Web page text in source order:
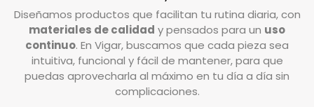
rendimiento superior.
Se puede lavar en la lavadora, asegurando un
mantenimiento sencillo y cómodo.
Cubo con capacidad de 12L con escurridor y
poniéndote en contacto con nuestro servicio
de Atención al Cliente. Escríbenos a
info@vigar.com, y estaremos encantados de
ayudarte.
En un plazo aproximado de 24/48h horas desde
Diseñamos productos que facilitan tu rutina diaria, con
materiales de calidad y pensados para un uso
continuo. En Vigar, buscamos que cada pieza sea
intuitiva, funcional y fácil de mantener, para que
puedas aprovecharla al máximo en tu día a día sin
complicaciones.